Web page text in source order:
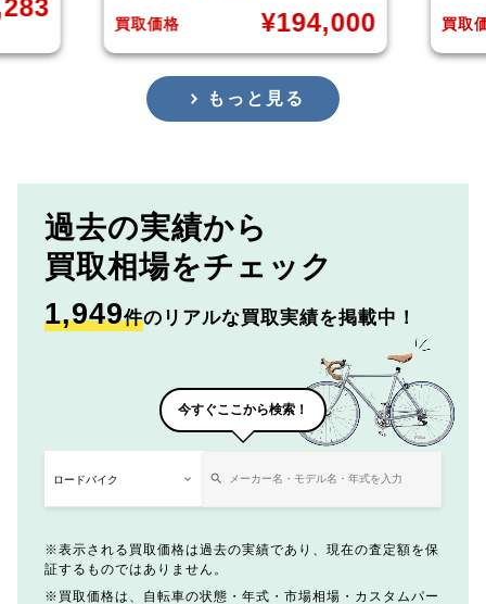
194,000 買取価格 ¥50,849
もっと見る
過去の実績から
買取相場をチェック
1,949件のリアルな買取実績を掲載中！
今すぐここから検索！
表示される買取価格は過去の実績であり、現在の査定額を保
証するものではありません。
買取価格は、自転車の状態・年式・市場相場・カスタムパー